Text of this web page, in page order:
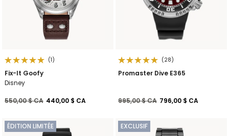
(1)
Fix-It Goofy
Disney
Prix réduit de
550,00 $ CAà440,00 $ CA
(28)
Promaster Dive E365
Prix réduit de
995,00 $ CAà796,00 $ CA
ÉDITION LIMITÉE EXCLUSIF